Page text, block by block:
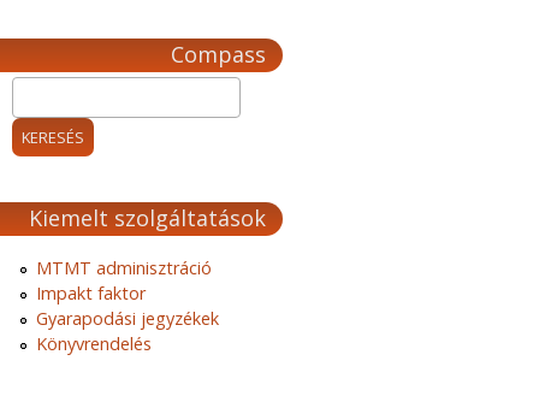
Compass
Kiemelt szolgáltatások
MTMT adminisztráció
Impakt faktor
Gyarapodási jegyzékek
Könyvrendelés